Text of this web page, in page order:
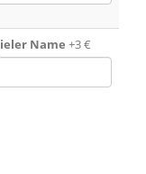
Name +3 €